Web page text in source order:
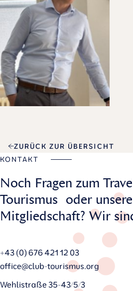
No Caption
ZURÜCK ZUR ÜBERSICHT
KONTAKT
Noch Fragen zum
Tourismus oder
Mitgliedschaft? Wir
+43 (0) 676 421 12 03
office@club-tourismus.org
Wehlistraße 35-43/5/3